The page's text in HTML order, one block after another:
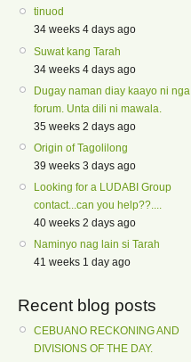
tinuod
34 weeks 4 days ago
Suwat kang Tarah
34 weeks 4 days ago
Dugay naman diay kaayo ni nga
forum. Unta dili ni mawala.
35 weeks 2 days ago
Origin of Tagolilong
39 weeks 3 days ago
Looking for a LUDABI Group
contact...can you help??....
40 weeks 2 days ago
Naminyo nag lain si Tarah
41 weeks 1 day ago
Recent blog posts
CEBUANO RECKONING AND
DIVISIONS OF THE DAY.